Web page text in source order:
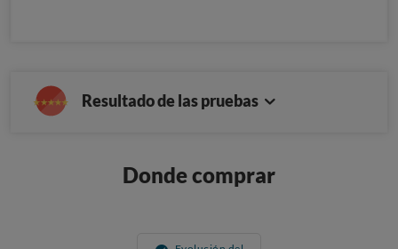
Resultado de las pruebas
Donde comprar